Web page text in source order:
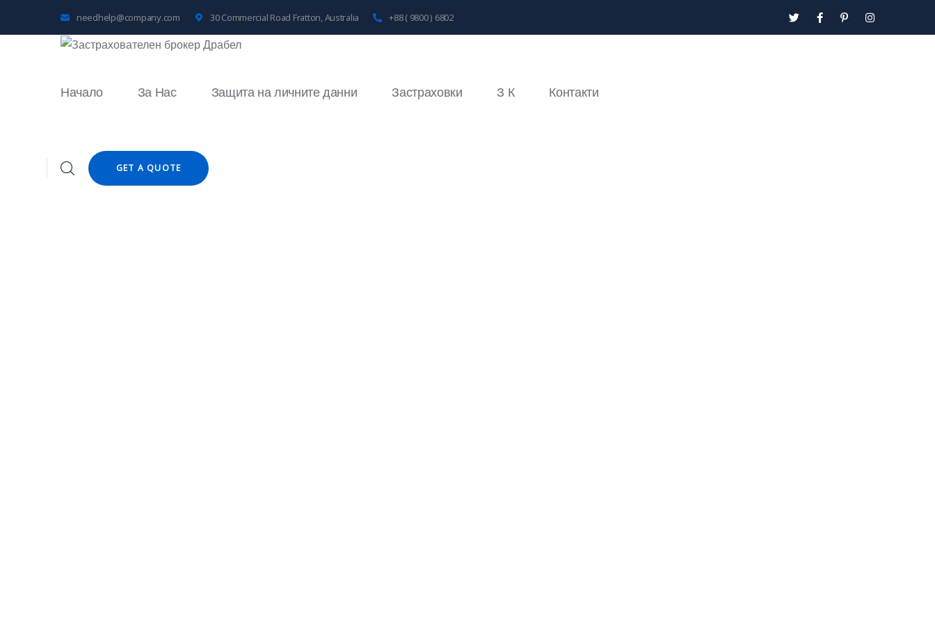
needhelp@company.com 30 Commercial Road Fratton, Australia +88 ( 9800 ) 6802
Начало За Нас Защита на личните данни Застраховки З К Контакти
GET A QUOTE